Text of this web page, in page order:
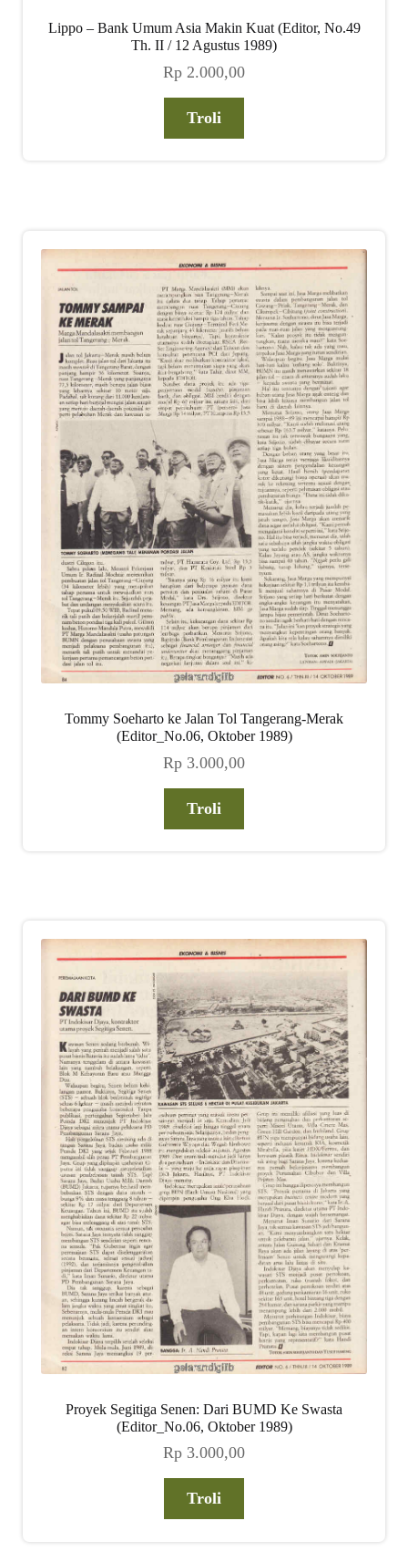
Lippo – Bank Umum Asia Makin Kuat (Editor, No.49
Th. II / 12 Agustus 1989)
Rp 2.000,00
Troli
Tommy Soeharto ke Jalan Tol Tangerang-Merak
(Editor_No.06, Oktober 1989)
Rp 3.000,00
Troli
Proyek Segitiga Senen: Dari BUMD Ke Swasta
(Editor_No.06, Oktober 1989)
Rp 3.000,00
Troli